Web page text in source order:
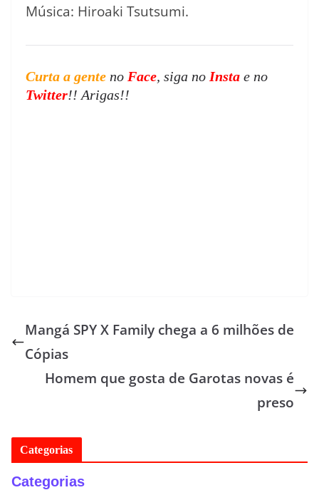
Música: Hiroaki Tsutsumi.
Curta a gente no Face, siga no Insta e no
Twitter!! Arigas!!
Mangá SPY X Family chega a 6 milhões de
Cópias
Homem que gosta de Garotas novas é
preso
Categorias
Categorias